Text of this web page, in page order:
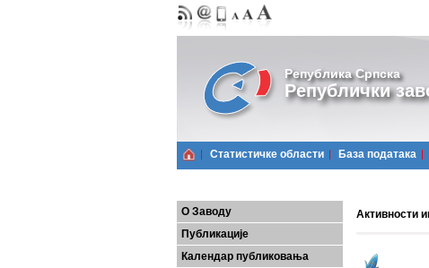
Република Српска
Републички
Статистичке области Базa података
О Заводу
Публикације
Календар публиковања
Активности